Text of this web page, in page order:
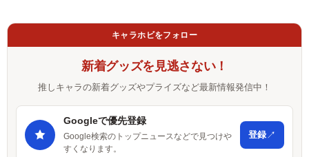
キャラホビをフォロー
新着グッズを見逃さない！
推しキャラの新着グッズやプライズなど最新情報発信中！
Googleで優先登録
Google検索のトップニュースなどで見つけや
すくなります。
登録↗